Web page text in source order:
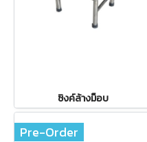
ซิงค์ล้างม็อบ
Pre-Order